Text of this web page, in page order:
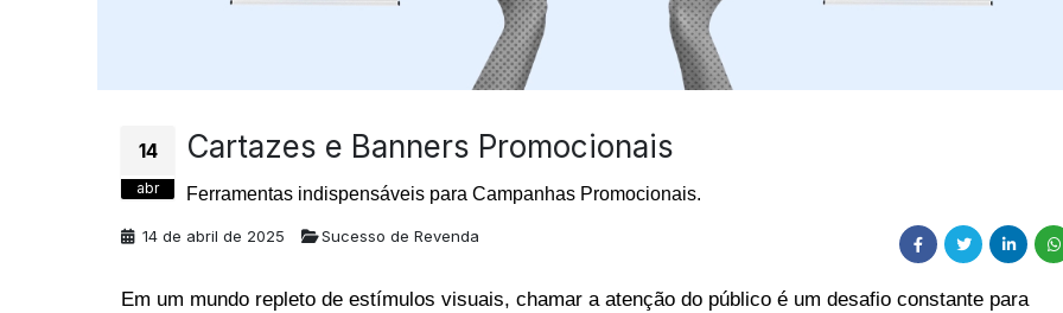
14
abr
Cartazes e Banners Promocionais
Ferramentas indispensáveis para Campanhas Promocionais.
14 de abril de 2025 Sucesso de Revenda
Em um mundo repleto de estímulos visuais, chamar a atenção do público é um desafio constante para